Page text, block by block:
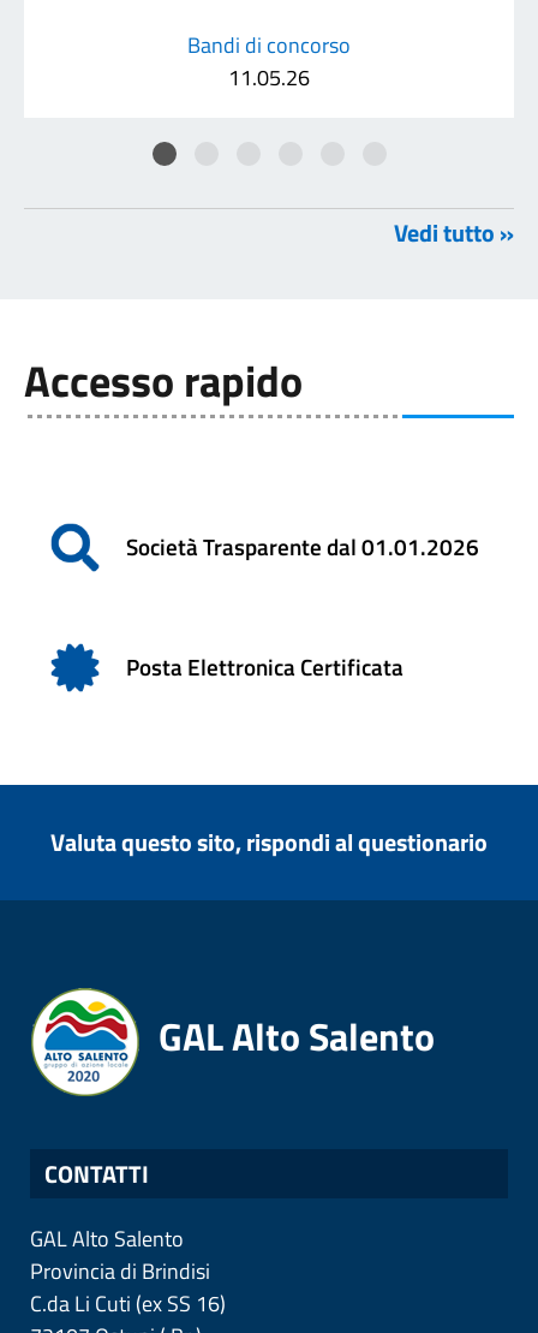
Bandi di concorso
11.05.26
Vedi tutto »
Accesso rapido
Società Trasparente dal 01.01.2026
Posta Elettronica Certificata
Valuta questo sito, rispondi al questionario
GAL Alto Salento
CONTATTI
GAL Alto Salento
Provincia di Brindisi
C.da Li Cuti (ex SS 16)